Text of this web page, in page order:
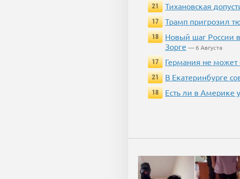
21
Тихановская
17
Трамп пригрозил
18
Новый шаг России
Зорге — 6 Августа
17
Германия не
21
В Екатеринбурге
18
Есть ли в Америке